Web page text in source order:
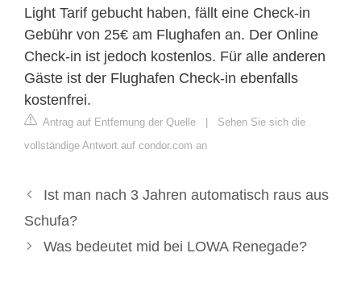
Light Tarif gebucht haben, fällt eine Check-in
Gebühr von 25€ am Flughafen an. Der Online
Check-in ist jedoch kostenlos. Für alle anderen
Gäste ist der Flughafen Check-in ebenfalls
kostenfrei.
Antrag auf Entfernung der Quelle | Sehen Sie sich die
vollständige Antwort auf condor.com an
Ist man nach 3 Jahren automatisch raus aus
Schufa?
Was bedeutet mid bei LOWA Renegade?